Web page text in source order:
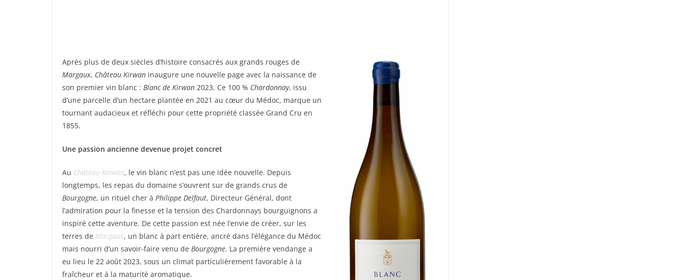
Après plus de deux siècles d’histoire consacrés aux grands rouges de
Margaux, Château Kirwan inaugure une nouvelle page avec la naissance de
son premier vin blanc : Blanc de Kirwan 2023. Ce 100 % Chardonnay, issu
d’une parcelle d’un hectare plantée en 2021 au cœur du Médoc, marque un
tournant audacieux et réfléchi pour cette propriété classée Grand Cru en
1855.
Une passion ancienne devenue projet concret
Au Château Kirwan, le vin blanc n’est pas une idée nouvelle. Depuis
longtemps, les repas du domaine s’ouvrent sur de grands crus de
Bourgogne, un rituel cher à Philippe Delfaut, Directeur Général, dont
l’admiration pour la finesse et la tension des Chardonnays bourguignons a
inspiré cette aventure. De cette passion est née l’envie de créer, sur les
terres de Margaux, un blanc à part entière, ancré dans l’élégance du Médoc
mais nourri d’un savoir-faire venu de Bourgogne. La première vendange a
eu lieu le 22 août 2023, sous un climat particulièrement favorable à la
fraîcheur et à la maturité aromatique.